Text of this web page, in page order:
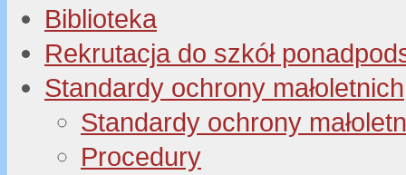
Biblioteka
Rekrutacja do szkół
Standardy ochrony małoletnich
Standardy ochrony
Procedury